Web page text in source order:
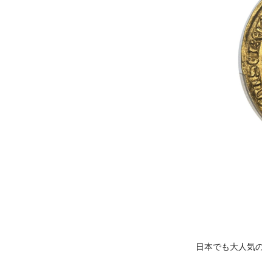
日本でも大人気